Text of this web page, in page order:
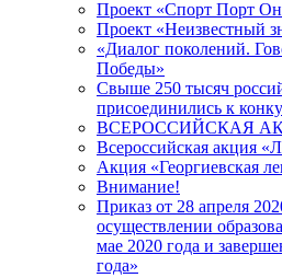
Проект «Спорт Порт
Проект «Неизвестный
«Диалог поколений.
Победы»
Свыше 250 тысяч
присоединились к
ВСЕРОССИЙСКАЯ
Всероссийская акция
Акция «Георгиевская
Внимание!
Приказ от 28 апреля
осуществлении
мае 2020 года и
года»